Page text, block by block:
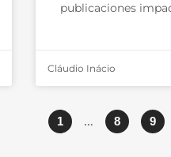
publicaciones
Cláudio Inácio
1 … 8 9